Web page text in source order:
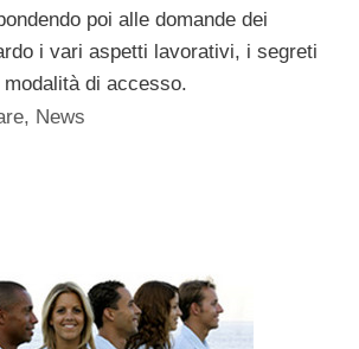
poi alle domande dei
i vari aspetti lavorativi, i segreti
di accesso.
, News